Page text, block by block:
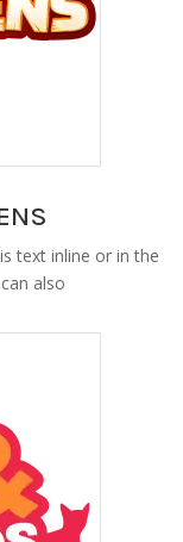
text inline or in the
also